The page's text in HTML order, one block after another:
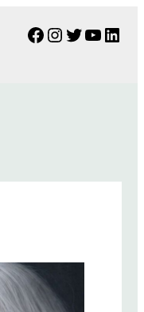
Facebook
Instagram
Twitter